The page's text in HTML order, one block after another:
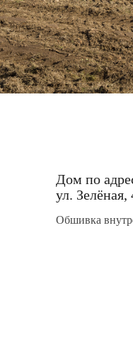
Обшивка
Дом по
ул. Зелёная,